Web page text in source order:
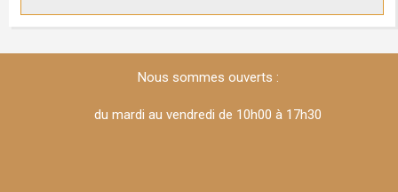
Nous sommes ouverts :
du mardi au vendredi de 10h00 à 17h30